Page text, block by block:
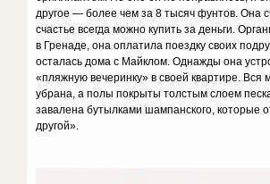
другое — более чем за 8 тысяч фунтов. Она
счастье всегда можно купить за деньги.
в Гренаде, она оплатила поездку своих
осталась дома с Майклом. Однажды она
«пляжную вечеринку» в своей квартире. Вся
убрана, а полы покрыты толстым слоем
завалена бутылками шампанского, которые
другой».